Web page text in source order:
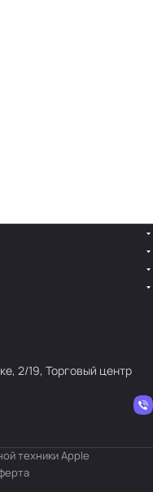
2/19, Торговый центр
техники Apple